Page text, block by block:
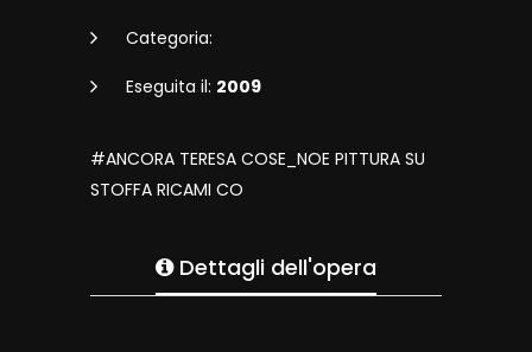
Categoria:
Eseguita il: 2009
#ANCORA TERESA COSE_NOE PITTURA SU
STOFFA RICAMI CO
Dettagli dell'opera